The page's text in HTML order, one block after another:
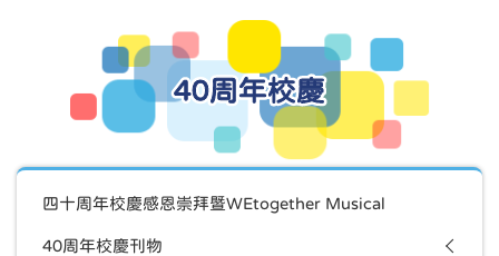
40周年校慶
四十周年校慶感恩崇拜暨WEtogether Musical
40周年校慶刊物